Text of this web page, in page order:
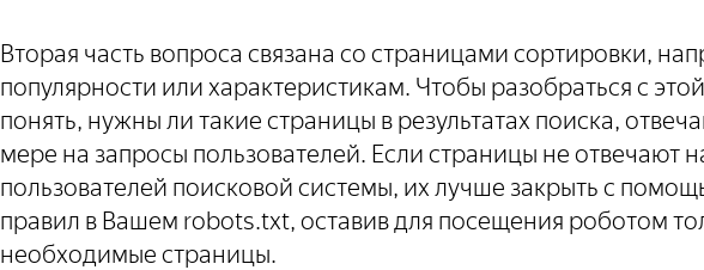
Вторая часть вопроса связана со страницами сортировки,
популярности или характеристикам. Чтобы разобраться с
понять, нужны ли такие страницы в результатах поиска,
мере на запросы пользователей. Если страницы не отвечают
пользователей поисковой системы, их лучше закрыть с
правил в Вашем robots.txt, оставив для посещения роботом
необходимые страницы.